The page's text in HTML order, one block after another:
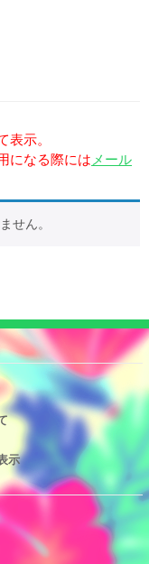
表示。
になる際には メール
せん。
示